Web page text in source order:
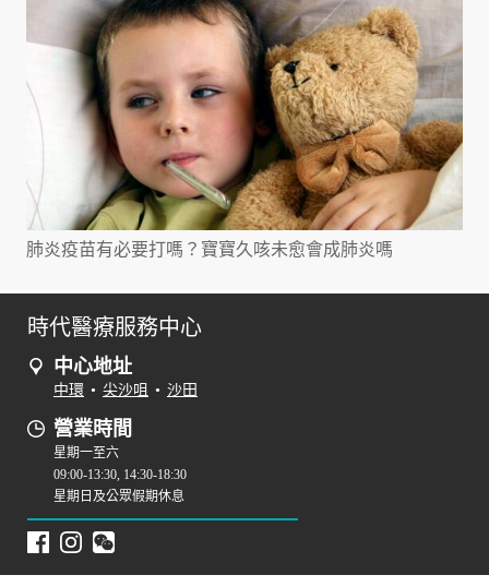
肺炎疫苗有必要打嗎？寶寶久咳未愈會成肺炎嗎
時代醫療服務中心
中心地址
中環 • 尖沙咀 • 沙田
營業時間
星期一至六
09:00-13:30, 14:30-18:30
星期日及公眾假期休息